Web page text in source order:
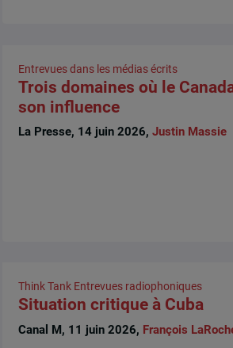
Entrevues dans les médias écrits
Trois domaines où le
son influence
La Presse, 14 juin 2026, Justin Massie
Think Tank Entrevues radiophoniques
Situation critique à Cuba
Canal M, 11 juin 2026, François